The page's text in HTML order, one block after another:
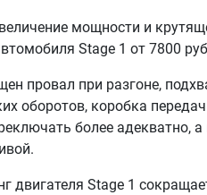
мощности и
Stage 1 от 7800
провал при разгоне,
оборотов, коробка
более адекватно, а
двигателя Stage 1